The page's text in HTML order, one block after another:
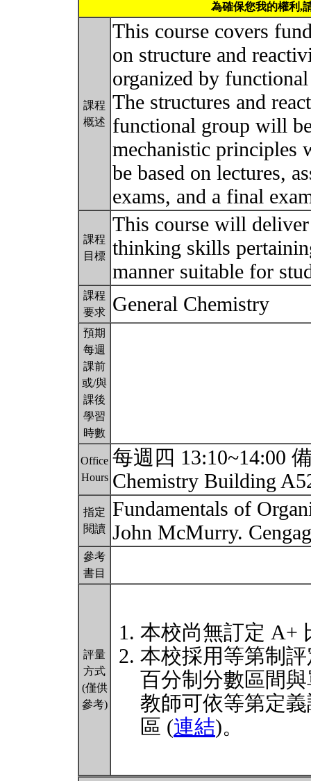
為確保您我的權利,
課程
概述
This course covers
on structure and
organized by
The structures and
functional group will
mechanistic principles
be based on lectures,
exams, and a final
課程
目標
This course will
thinking skills
manner suitable for
課程
要求
General Chemistry
預期
每週
課前
或/與
課後
學習
時數
Office
Hours
每週四 13:10~14:00
Chemistry Building
指定
閱讀
Fundamentals of
John McMurry.
參考
書目
評量
方式
(僅供
參考)
本校尚無訂定 A+
本校採用等第制
百分制分數區間
教師可依等第定
區 (連結)。